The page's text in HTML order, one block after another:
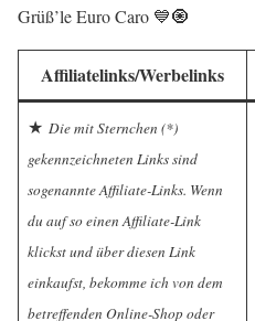
Grüß’le Euro Caro 💙🧿
Affiliatelinks/Werbelinks
★ Die mit Sternchen (*)
gekennzeichneten Links sind
sogenannte Affiliate-Links. Wenn
du auf so einen Affiliate-Link
klickst und über diesen Link
einkaufst, bekomme ich von dem
betreffenden Online-Shop oder